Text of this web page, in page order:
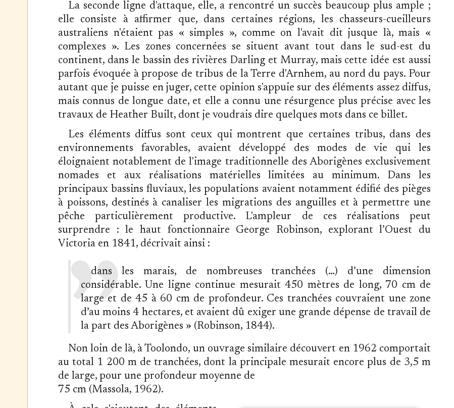
La seconde ligne d'attaque, elle, a rencontré un succès beaucoup plus ample ;
elle consiste à affirmer que, dans certaines régions, les chasseurs-cueilleurs
australiens n'étaient pas « simples », comme on l'avait dit jusque là, mais «
complexes ». Les zones concernées se situent avant tout dans le sud-est du
continent, dans le bassin des rivières Darling et Murray, mais cette idée est aussi
parfois évoquée à propose de tribus de la Terre d'Arnhem, au nord du pays. Pour
autant que je puisse en juger, cette opinion s'appuie sur des éléments assez diffus,
mais connus de longue date, et elle a connu une résurgence plus précise avec les
travaux de Heather Built, dont je voudrais dire quelques mots dans ce billet.
Les éléments diffus sont ceux qui montrent que certaines tribus, dans des
environnements favorables, avaient développé des modes de vie qui les
éloignaient notablement de l'image traditionnelle des Aborigènes exclusivement
nomades et aux réalisations matérielles limitées au minimum. Dans les
principaux bassins fluviaux, les populations avaient notamment édifié des pièges
à poissons, destinés à canaliser les migrations des anguilles et à permettre une
pêche particulièrement productive. L'ampleur de ces réalisations peut
surprendre : le haut fonctionnaire George Robinson, explorant l’Ouest du
Victoria en 1841, décrivait ainsi :
dans les marais, de nombreuses tranchées (…) d’une dimension
considérable. Une ligne continue mesurait 450 mètres de long, 70 cm de
large et de 45 à 60 cm de profondeur. Ces tranchées couvraient une zone
d’au moins 4 hectares, et avaient dû exiger une grande dépense de travail de
la part des Aborigènes » (Robinson, 1844).
Non loin de là, à Toolondo, un ouvrage similaire découvert en 1962 comportait
au total 1 200 m de tranchées, dont la principale mesurait encore plus de 3,5 m
de large, pour une profondeur moyenne de
75 cm (Massola, 1962).